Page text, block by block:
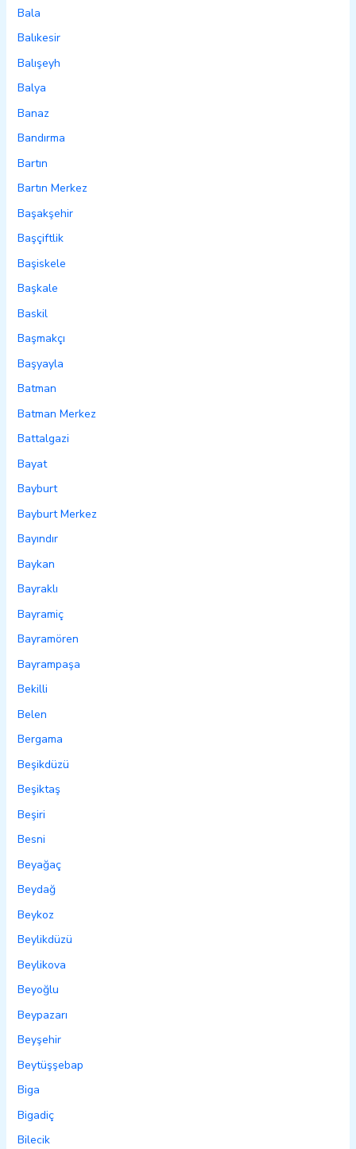
Bala
Balıkesir
Balışeyh
Balya
Banaz
Bandırma
Bartın
Bartın Merkez
Başakşehir
Başçiftlik
Başiskele
Başkale
Baskil
Başmakçı
Başyayla
Batman
Batman Merkez
Battalgazi
Bayat
Bayburt
Bayburt Merkez
Bayındır
Baykan
Bayraklı
Bayramiç
Bayramören
Bayrampaşa
Bekilli
Belen
Bergama
Beşikdüzü
Beşiktaş
Beşiri
Besni
Beyağaç
Beydağ
Beykoz
Beylikdüzü
Beylikova
Beyoğlu
Beypazarı
Beyşehir
Beytüşşebap
Biga
Bigadiç
Bilecik